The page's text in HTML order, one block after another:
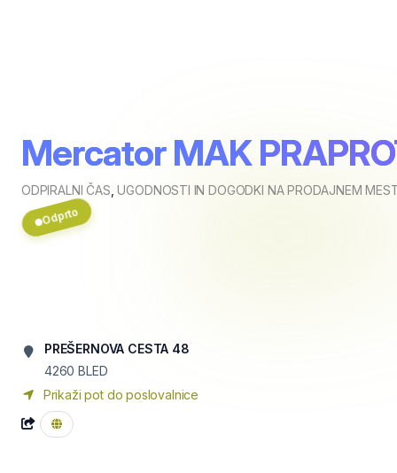
Mercator MAK
ODPIRALNI ČAS ,UGODNOSTI IN DOGODKI NA PRODAJNEM
Odprto
PREŠERNOVA CESTA 48
4260 BLED
Prikaži pot do poslovalnice